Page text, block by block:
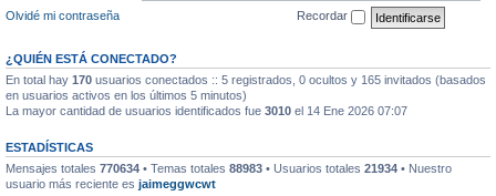
Olvidé mi contraseña
Recordar
¿QUIÉN ESTÁ CONECTADO?
En total hay 170 usuarios conectados :: 5 registrados, 0 ocultos y 165 invitados (basados
en usuarios activos en los últimos 5 minutos)
La mayor cantidad de usuarios identificados fue 3010 el 14 Ene 2026 07:07
ESTADÍSTICAS
Mensajes totales 770634 • Temas totales 88983 • Usuarios totales 21934 • Nuestro
usuario más reciente es jaimeggwcwt